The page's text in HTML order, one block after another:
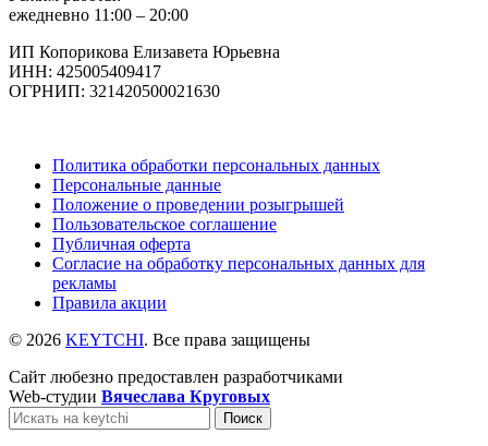
ежедневно 11:00 – 20:00
ИП Копорикова Елизавета Юрьевна
ИНН: 425005409417
ОГРНИП: 321420500021630
Политика обработки персональных данных
Персональные данные
Положение о проведении розыгрышей
Пользовательское соглашение
Публичная оферта
Согласие на обработку персональных данных для
рекламы
Правила акции
© 2026 KEYTCHI. Все права защищены
Сайт любезно предоставлен разработчиками
Web-студии Вячеслава Круговых
Поиск